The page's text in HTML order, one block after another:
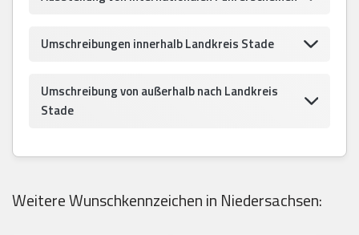
Umschreibungen innerhalb Landkreis Stade
Umschreibung von außerhalb nach Landkreis
Stade
Weitere Wunschkennzeichen in Niedersachsen: